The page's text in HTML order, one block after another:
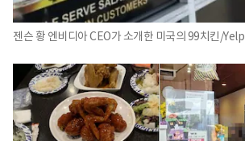
젠슨 황 엔비디아 CEO가 소개한 미국의 99치킨/Yelp